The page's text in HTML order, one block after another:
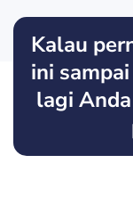
Kalau
ini
lagi